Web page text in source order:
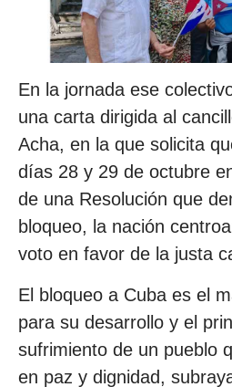
En la jornada ese
una carta dirigida al
Acha, en la que solicita
días 28 y 29 de octubre
de una Resolución que
bloqueo, la nación
voto en favor de la justa
El bloqueo a Cuba es el
para su desarrollo y el
sufrimiento de un pueblo
en paz y dignidad,